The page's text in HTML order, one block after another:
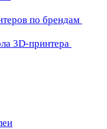
по брендам
3D-принтера